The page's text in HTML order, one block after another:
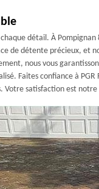
détail. À
de détente précieux,
nous vous
Faites confiance à
Votre satisfaction est